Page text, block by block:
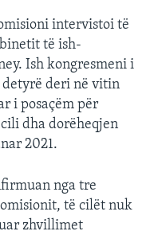
intervistoi të
të ish-
Ish kongresmeni i
detyrë deri në vitin
i posaçëm për
dha dorëheqjen
2021.
nga tre
të cilët nuk
zhvillimet